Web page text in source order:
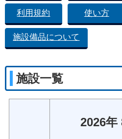
利用規約 使い方
施設備品について
施設一覧
2026年